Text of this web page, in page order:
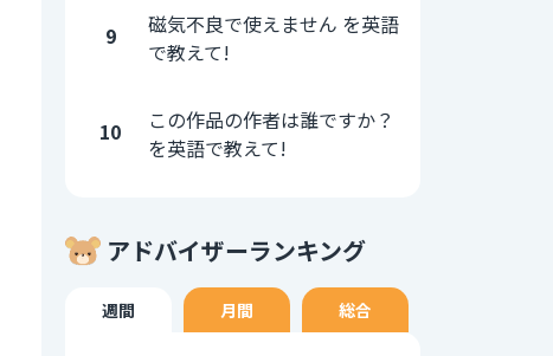
9
磁気不良で使えません を英語
で教えて!
10
この作品の作者は誰ですか？
を英語で教えて!
アドバイザーランキング
週間 月間 総合